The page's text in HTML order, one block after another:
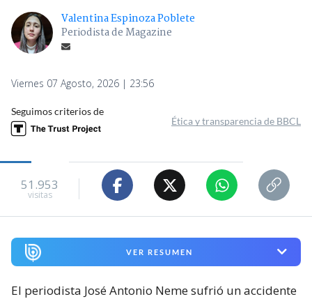
Valentina Espinoza Poblete
Periodista de Magazine
Viernes 07 Agosto, 2026 | 23:56
Seguimos criterios de
Ética y transparencia de BBCL
51.953
visitas
VER RESUMEN
El periodista José Antonio Neme sufrió un accidente